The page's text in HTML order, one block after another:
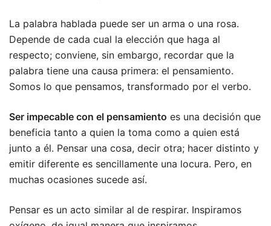
La palabra hablada puede ser un arma o una rosa.
Depende de cada cual la elección que haga al
respecto; conviene, sin embargo, recordar que la
palabra tiene una causa primera: el pensamiento.
Somos lo que pensamos, transformado por el verbo.
Ser impecable con el pensamiento es una decisión que
beneficia tanto a quien la toma como a quien está
junto a él. Pensar una cosa, decir otra; hacer distinto y
emitir diferente es sencillamente una locura. Pero, en
muchas ocasiones sucede así.
Pensar es un acto similar al de respirar. Inspiramos